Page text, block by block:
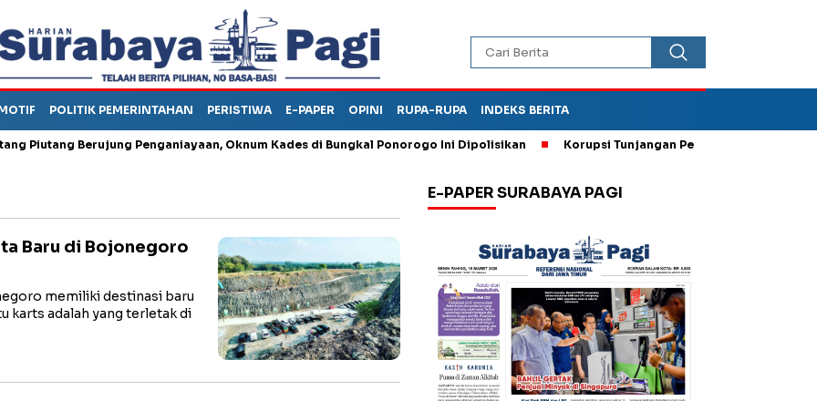
POLITIK PEMERINTAHAN PERISTIWA E-PAPER OPINI RUPA-RUPA INDEKS BERITA
Berujung Penganiayaan, Oknum Kades di Bungkal Ponorogo Ini Dipolisikan Korupsi Tunjangan Perumahan DPRD
Baru di Bojonegoro
memiliki destinasi baru
karts adalah yang terletak di
E-PAPER SURABAYA PAGI